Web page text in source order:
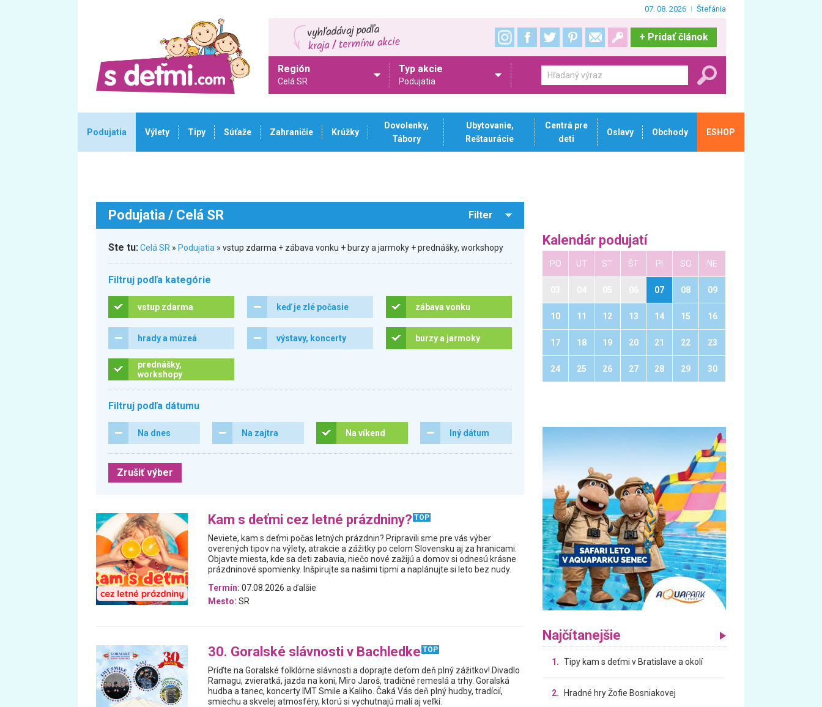
07. 08. 2026 Štefánia
+ Pridať článok
Región
Celá SR
Typ akcie
Podujatia
Podujatia Výlety Tipy Súťaže Zahraničie Krúžky
Dovolenky,
Tábory
Ubytovanie,
Reštaurácie
Centrá pre
deti
Oslavy Obchody ESHOP
Podujatia / Celá SR Filter
Ste tu:Celá SR » Podujatia » vstup zdarma + zábava vonku + burzy a jarmoky + prednášky, workshopy
Filtruj podľa kategórie
vstup zdarma keď je zlé počasie zábava vonku
hrady a múzeá výstavy, koncerty burzy a jarmoky
prednášky,
workshopy
Filtruj podľa dátumu
Na dnes Na zajtra Na víkend Iný dátum
Zrušiť výber
Kam s deťmi cez letné prázdniny? TOP
Neviete, kam s deťmi počas letných prázdnin? Pripravili sme pre vás výber
overených tipov na výlety, atrakcie a zážitky po celom Slovensku aj za hranicami.
Objavte miesta, kde sa deti zabavia, niečo nové zažijú a domov si odnesú krásne
prázdninové spomienky. Inšpirujte sa našimi tipmi a naplánujte si leto bez nudy.
Termín: 07.08.2026 a ďalšie
Mesto: SR
30. Goralské slávnosti v Bachledke TOP
Príďte na Goralské folklórne slávnosti a doprajte deťom deň plný zážitkov!.Divadlo
Ramagu, zvieratká, jazda na koni, Miro Jaroš, tradičné remeslá a trhy. Goralská
hudba a tanec, koncerty IMT Smile a Kaliho. Čaká Vás deň plný hudby, tradícií,
smiechu a skvelej atmosféry, ktorú si vychutnajú malí aj veľkí.
Kalendár podujatí
PO UT ST ŠT PI SO NE
07 08 09
10 11 12 13 14 15 16
17 18 19 20 21 22 23
24 25 26 27 28 29 30
Najčítanejšie
1. Tipy kam s deťmi v Bratislave a okolí
2. Hradné hry Žofie Bosniakovej